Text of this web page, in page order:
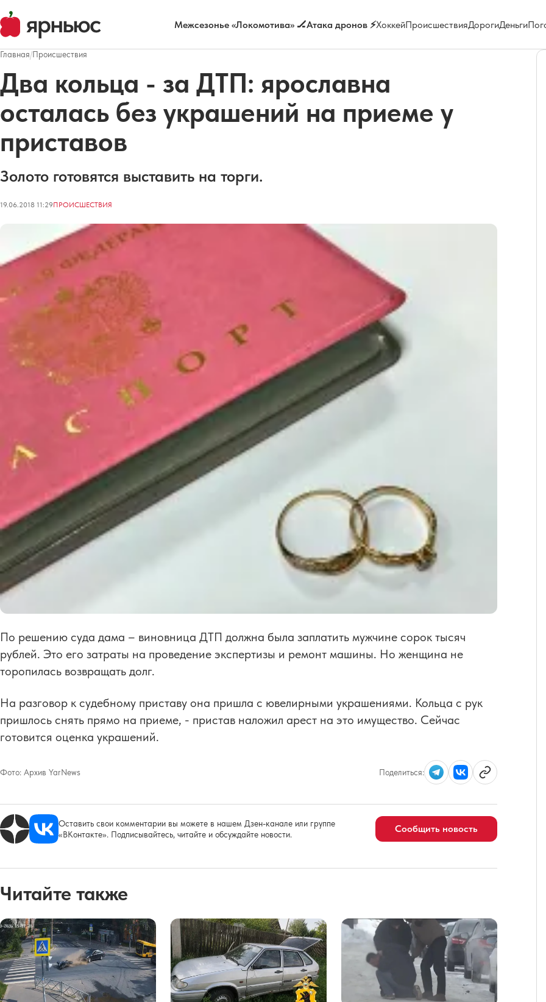
Межсезонье «Локомотива» 🏒Атака дронов ⚡ХоккейПроисшествияДорогиДеньги
Главная/Происшествия
Два кольца - за ДТП: ярославна
осталась без украшений на приеме у
приставов
Золото готовятся выставить на торги.
19.06.2018 11:29ПРОИСШЕСТВИЯ
По решению суда дама – виновница ДТП должна была заплатить мужчине сорок тысяч
рублей. Это его затраты на проведение экспертизы и ремонт машины. Но женщина не
торопилась возвращать долг.
На разговор к судебному приставу она пришла с ювелирными украшениями. Кольца с рук
пришлось снять прямо на приеме, - пристав наложил арест на это имущество. Сейчас
готовится оценка украшений.
Фото: Архив YarNews Поделиться:
Оставить свои комментарии вы можете в нашем Дзен-канале или группе
«ВКонтакте». Подписывайтесь, читайте и обсуждайте новости.
Сообщить новость
Читайте также